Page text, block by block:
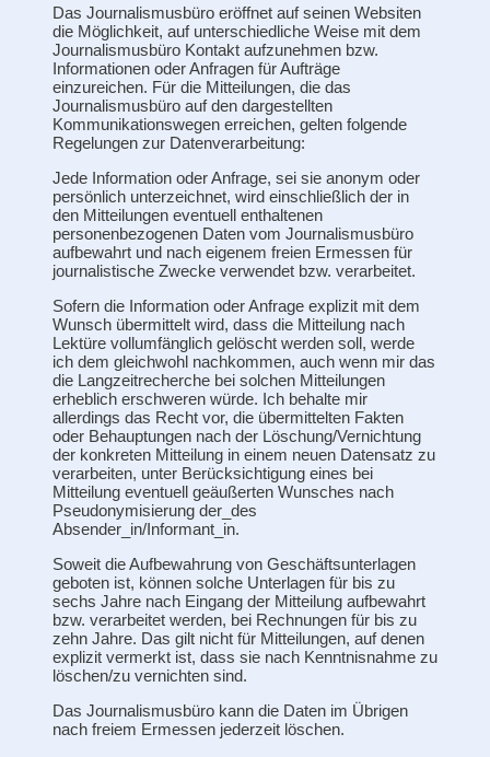
Das Journalismusbüro eröffnet auf seinen Websiten
die Möglichkeit, auf unterschiedliche Weise mit dem
Journalismusbüro Kontakt aufzunehmen bzw.
Informationen oder Anfragen für Aufträge
einzureichen. Für die Mitteilungen, die das
Journalismusbüro auf den dargestellten
Kommunikationswegen erreichen, gelten folgende
Regelungen zur Datenverarbeitung:
Jede Information oder Anfrage, sei sie anonym oder
persönlich unterzeichnet, wird einschließlich der in
den Mitteilungen eventuell enthaltenen
personenbezogenen Daten vom Journalismusbüro
aufbewahrt und nach eigenem freien Ermessen für
journalistische Zwecke verwendet bzw. verarbeitet.
Sofern die Information oder Anfrage explizit mit dem
Wunsch übermittelt wird, dass die Mitteilung nach
Lektüre vollumfänglich gelöscht werden soll, werde
ich dem gleichwohl nachkommen, auch wenn mir das
die Langzeitrecherche bei solchen Mitteilungen
erheblich erschweren würde. Ich behalte mir
allerdings das Recht vor, die übermittelten Fakten
oder Behauptungen nach der Löschung/Vernichtung
der konkreten Mitteilung in einem neuen Datensatz zu
verarbeiten, unter Berücksichtigung eines bei
Mitteilung eventuell geäußerten Wunsches nach
Pseudonymisierung der_des
Absender_in/Informant_in.
Soweit die Aufbewahrung von Geschäftsunterlagen
geboten ist, können solche Unterlagen für bis zu
sechs Jahre nach Eingang der Mitteilung aufbewahrt
bzw. verarbeitet werden, bei Rechnungen für bis zu
zehn Jahre. Das gilt nicht für Mitteilungen, auf denen
explizit vermerkt ist, dass sie nach Kenntnisnahme zu
löschen/zu vernichten sind.
Das Journalismusbüro kann die Daten im Übrigen
nach freiem Ermessen jederzeit löschen.